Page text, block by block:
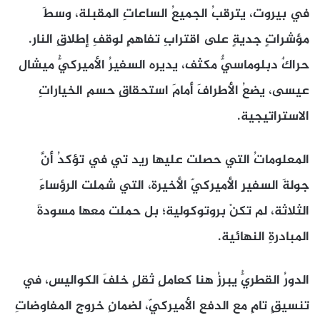
في بيروت، يترقبُ الجميعُ الساعاتِ المقبلة، وسطَ
مؤشراتٍ جديةٍ على اقترابِ تفاهمٍ لوقفِ إطلاقِ النار.
حراكٌ دبلوماسيٌّ مكثف، يديره السفيرُ الأميركيُّ ميشال
عيسى، يضعُ الأطرافَ أمامَ استحقاقِ حسمِ الخياراتِ
الاستراتيجية.
المعلوماتُ التي حصلت عليها ريد تي في تؤكدُ أنَّ
جولةَ السفيرِ الأميركيّ الأخيرة، التي شملت الرؤساءَ
الثلاثة، لم تكنْ بروتوكولية؛ بل حملت معها مسودةَ
المبادرةِ النهائية.
الدورُ القطريُّ يبرزُ هنا كعاملِ ثقلٍ خلفَ الكواليس، في
تنسيقٍ تامٍ مع الدفعِ الأميركيّ، لضمانِ خروجِ المفاوضاتِ